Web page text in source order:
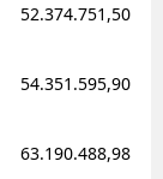
52.374.751,50
54.351.595,90
63.190.488,98